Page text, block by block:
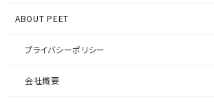
ABOUT PEET
プライバシーポリシー
会社概要